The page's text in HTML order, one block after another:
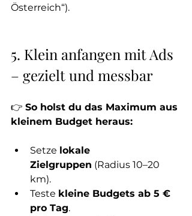
Österreich“).
5. Klein anfangen mit Ads
– gezielt und messbar
👉 So holst du das Maximum aus
kleinem Budget heraus:
Setze lokale
Zielgruppen (Radius 10–20
km).
Teste kleine Budgets ab 5 €
pro Tag.